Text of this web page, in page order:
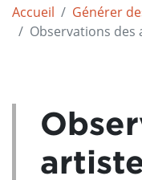
Accueil
Générer
Observations des